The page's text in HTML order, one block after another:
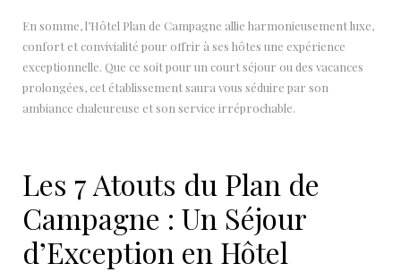
En somme, l’Hôtel Plan de Campagne allie harmonieusement luxe,
confort et convivialité pour offrir à ses hôtes une expérience
exceptionnelle. Que ce soit pour un court séjour ou des vacances
prolongées, cet établissement saura vous séduire par son
ambiance chaleureuse et son service irréprochable.
Les 7 Atouts du Plan de
Campagne : Un Séjour
d’Exception en Hôtel